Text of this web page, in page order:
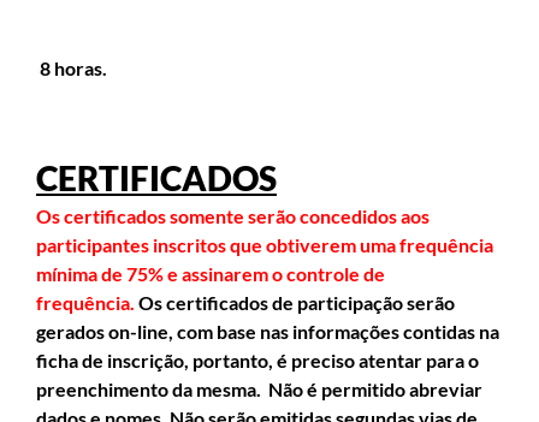
8 horas.
CERTIFICADOS
Os certificados somente serão concedidos aos
participantes inscritos que obtiverem uma frequência
mínima de 75% e assinarem o controle de
frequência. Os certificados de participação serão
gerados on-line, com base nas informações contidas na
ficha de inscrição, portanto, é preciso atentar para o
preenchimento da mesma. Não é permitido abreviar